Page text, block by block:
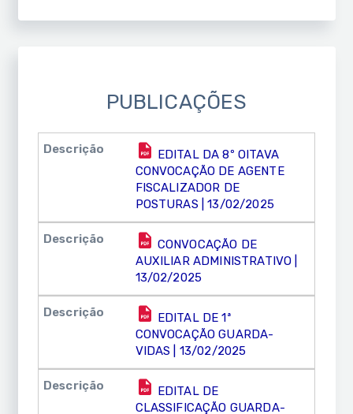
PUBLICAÇÕES
EDITAL DA 8º OITAVA
CONVOCAÇÃO DE AGENTE
FISCALIZADOR DE
POSTURAS | 13/02/2025
CONVOCAÇÃO DE
AUXILIAR ADMINISTRATIVO |
13/02/2025
EDITAL DE 1ª
CONVOCAÇÃO GUARDA-
VIDAS | 13/02/2025
EDITAL DE
CLASSIFICAÇÃO GUARDA-